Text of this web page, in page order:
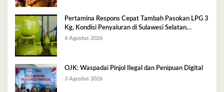
Pertamina Respons Cepat Tambah Pasokan LPG 3
Kg, Kondisi Penyaluran di Sulawesi Selatan
Berlangsung Kondusif
4 Agustus 2026
OJK: Waspadai Pinjol Ilegal dan Penipuan Digital
3 Agustus 2026